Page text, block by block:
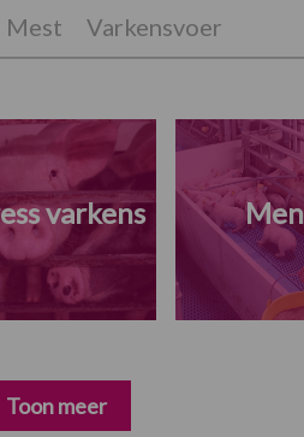
Mest Varkensvoer
varkens
Toon meer